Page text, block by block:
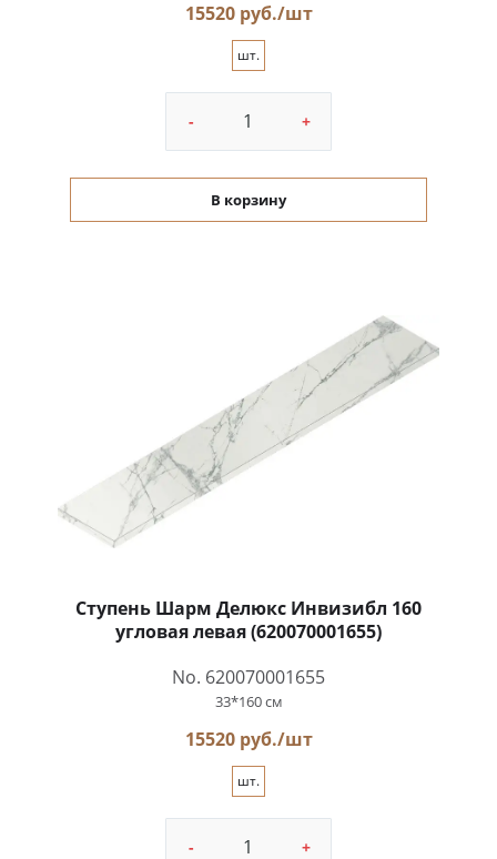
15520 руб./шт
шт.
- +
В корзину
Ступень Шарм Делюкс Инвизибл 160
угловая левая (620070001655)
No. 620070001655
33*160 см
15520 руб./шт
шт.
- +